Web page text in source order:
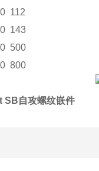
112
143
500
800
自攻螺纹嵌件